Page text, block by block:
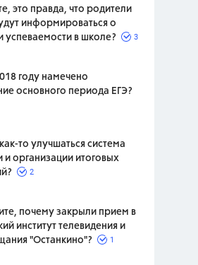
это правда, что родители
информироваться о
успеваемости в школе?
3
году намечено
основного периода ЕГЭ?
то улучшаться система
и организации итоговых
2
почему закрыли прием в
институт телевидения и
"Останкино"?
1